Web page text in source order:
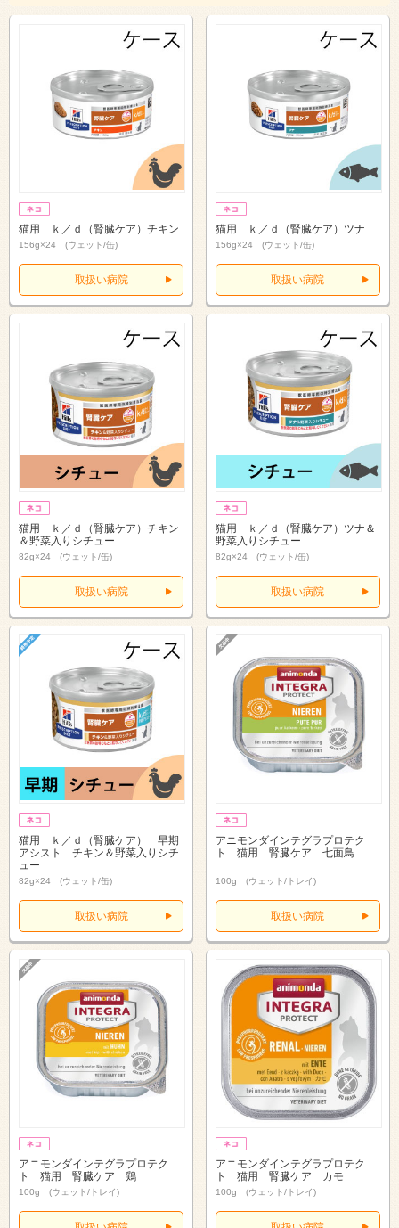
猫用 ｋ／ｄ（腎臓ケア）チキン
156g×24 (ウェット/缶)
取扱い病院
猫用 ｋ／ｄ（腎臓ケア）ツナ
156g×24 (ウェット/缶)
取扱い病院
猫用 ｋ／ｄ（腎臓ケア）チキン
＆野菜入りシチュー
82g×24 (ウェット/缶)
取扱い病院
猫用 ｋ／ｄ（腎臓ケア）ツナ＆
野菜入りシチュー
82g×24 (ウェット/缶)
取扱い病院
猫用 ｋ／ｄ（腎臓ケア） 早期
アシスト チキン＆野菜入りシチ
ュー
82g×24 (ウェット/缶)
取扱い病院
アニモンダインテグラプロテク
ト 猫用 腎臓ケア 七面鳥
100g (ウェット/トレイ)
取扱い病院
アニモンダインテグラプロテク
ト 猫用 腎臓ケア 鶏
100g (ウェット/トレイ)
アニモンダインテグラプロテク
ト 猫用 腎臓ケア カモ
100g (ウェット/トレイ)